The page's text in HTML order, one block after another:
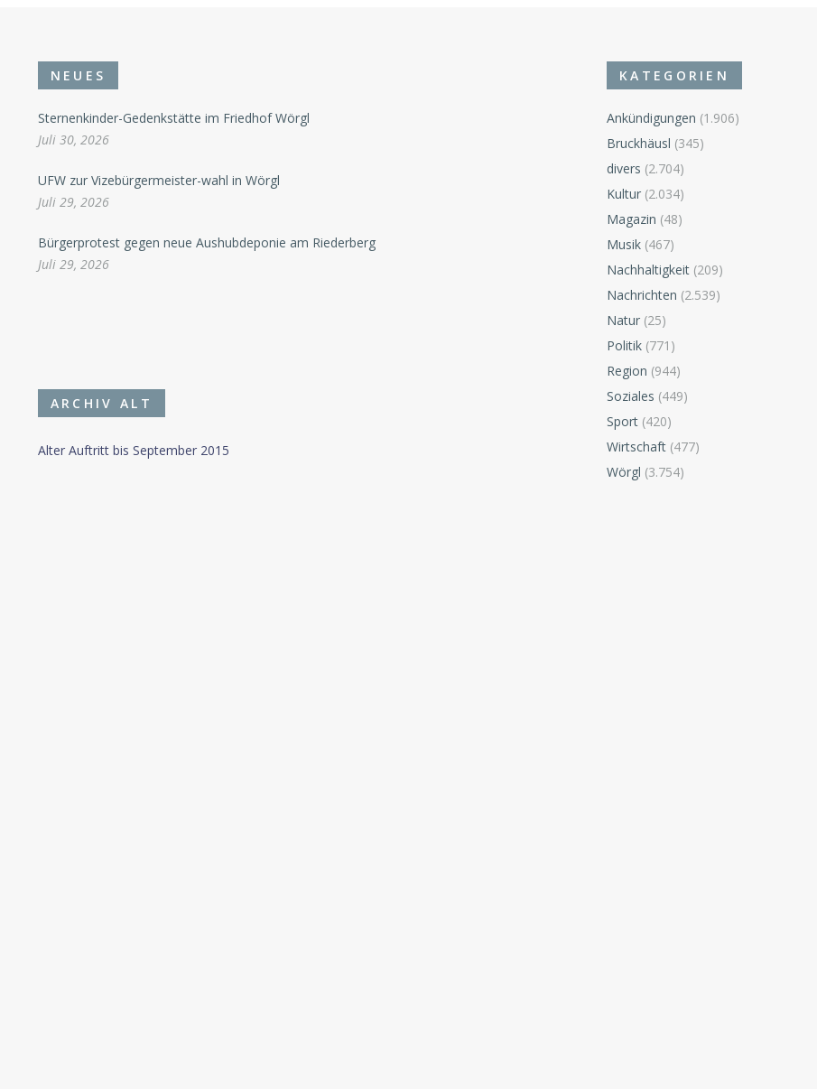
NEUES
Sternenkinder-Gedenkstätte im Friedhof Wörgl
Juli 30, 2026
UFW zur Vizebürgermeister-wahl in Wörgl
Juli 29, 2026
Bürgerprotest gegen neue Aushubdeponie am Riederberg
Juli 29, 2026
ARCHIV ALT
Alter Auftritt bis September 2015
KATEGORIEN
Ankündigungen (1.906)
Bruckhäusl (345)
divers (2.704)
Kultur (2.034)
Magazin (48)
Musik (467)
Nachhaltigkeit (209)
Nachrichten (2.539)
Natur (25)
Politik (771)
Region (944)
Soziales (449)
Sport (420)
Wirtschaft (477)
Wörgl (3.754)